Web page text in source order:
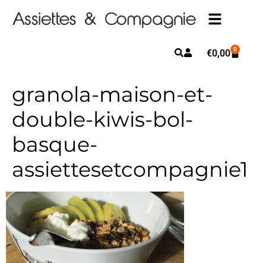
€0,00 0
granola-maison-et-
double-kiwis-bol-
basque-
assiettesetcompagnie1